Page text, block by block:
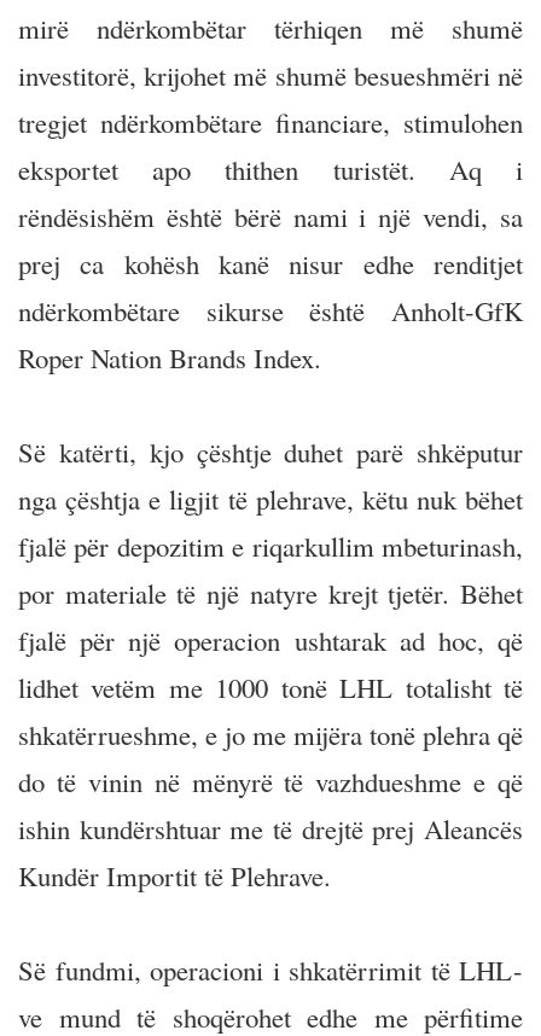
mirë ndërkombëtar tërhiqen më shumë
investitorë, krijohet më shumë besueshmëri në
tregjet ndërkombëtare financiare, stimulohen
eksportet apo thithen turistët. Aq i
rëndësishëm është bërë nami i një vendi, sa
prej ca kohësh kanë nisur edhe renditjet
ndërkombëtare sikurse është Anholt-GfK
Roper Nation Brands Index.
Së katërti, kjo çështje duhet parë shkëputur
nga çështja e ligjit të plehrave, këtu nuk bëhet
fjalë për depozitim e riqarkullim mbeturinash,
por materiale të një natyre krejt tjetër. Bëhet
fjalë për një operacion ushtarak ad hoc, që
lidhet vetëm me 1000 tonë LHL totalisht të
shkatërrueshme, e jo me mijëra tonë plehra që
do të vinin në mënyrë të vazhdueshme e që
ishin kundërshtuar me të drejtë prej Aleancës
Kundër Importit të Plehrave.
Së fundmi, operacioni i shkatërrimit të LHL-
ve mund të shoqërohet edhe me përfitime